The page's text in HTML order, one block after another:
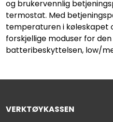
og brukervennlig
termostat. Med
temperaturen i køleskapet
forskjellige moduser for
batteribeskyttelsen, low/
VERKTØYKASSEN